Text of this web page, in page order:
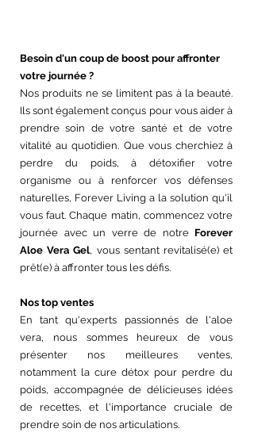
Besoin d'un coup de boost pour affronter
votre journée ?
Nos produits ne se limitent pas à la beauté.
Ils sont également conçus pour vous aider à
prendre soin de votre santé et de votre
vitalité au quotidien. Que vous cherchiez à
perdre du poids, à détoxifier votre
organisme ou à renforcer vos défenses
naturelles, Forever Living a la solution qu'il
vous faut. Chaque matin, commencez votre
journée avec un verre de notre Forever
Aloe Vera Gel, vous sentant revitalisé(e) et
prêt(e) à affronter tous les défis.
Nos top ventes
En tant qu'experts passionnés de l'aloe
vera, nous sommes heureux de vous
présenter nos meilleures ventes,
notamment la cure détox pour perdre du
poids, accompagnée de délicieuses idées
de recettes, et l'importance cruciale de
prendre soin de nos articulations.